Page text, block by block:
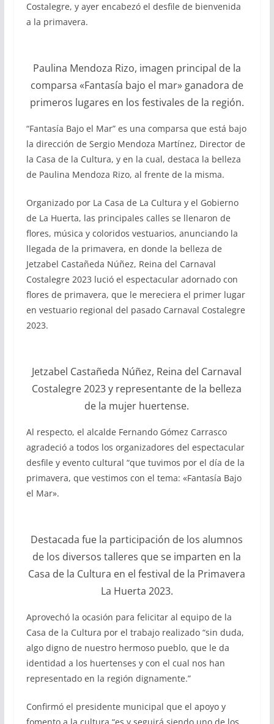
Costalegre, y ayer encabezó el desfile de bienvenida
a la primavera.
Paulina Mendoza Rizo, imagen principal de la
comparsa «Fantasía bajo el mar» ganadora de
primeros lugares en los festivales de la región.
“Fantasía Bajo el Mar” es una comparsa que está bajo
la dirección de Sergio Mendoza Martínez, Director de
la Casa de la Cultura, y en la cual, destaca la belleza
de Paulina Mendoza Rizo, al frente de la misma.
Organizado por La Casa de La Cultura y el Gobierno
de La Huerta, las principales calles se llenaron de
flores, música y coloridos vestuarios, anunciando la
llegada de la primavera, en donde la belleza de
Jetzabel Castañeda Núñez, Reina del Carnaval
Costalegre 2023 lució el espectacular adornado con
flores de primavera, que le mereciera el primer lugar
en vestuario regional del pasado Carnaval Costalegre
2023.
Jetzabel Castañeda Núñez, Reina del Carnaval
Costalegre 2023 y representante de la belleza
de la mujer huertense.
Al respecto, el alcalde Fernando Gómez Carrasco
agradeció a todos los organizadores del espectacular
desfile y evento cultural “que tuvimos por el día de la
primavera, que vestimos con el tema: «Fantasía Bajo
el Mar».
Destacada fue la participación de los alumnos
de los diversos talleres que se imparten en la
Casa de la Cultura en el festival de la Primavera
La Huerta 2023.
Aprovechó la ocasión para felicitar al equipo de la
Casa de la Cultura por el trabajo realizado “sin duda,
algo digno de nuestro hermoso pueblo, que le da
identidad a los huertenses y con el cual nos han
representado en la región dignamente.”
Confirmó el presidente municipal que el apoyo y